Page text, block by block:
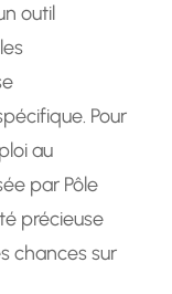
outil
Pour
au
par Pôle
précieuse
chances sur